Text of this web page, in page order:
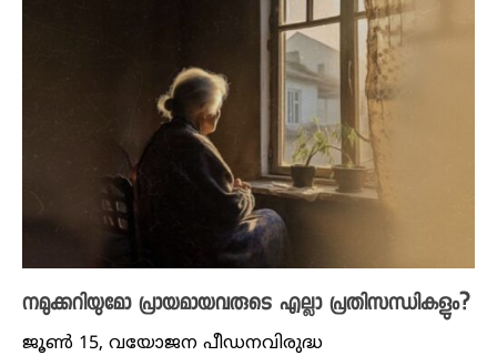
നമുക്കറിയുമോ പ്രായമായവരുടെ എല്ലാ പ്രതിസന്ധികളും?
ജൂൺ 15, വയോജന പീഡനവിരുദ്ധ